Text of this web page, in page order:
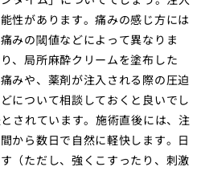
性があります。痛みの感じ方には
みの閾値などによって異なりま
、局所麻酔クリームを塗布した
みや、薬剤が注入される際の圧迫
について相談しておくと良いでし
されています。施術直後には、注
から数日で自然に軽快します。日
（ただし、強くこすったり、刺激